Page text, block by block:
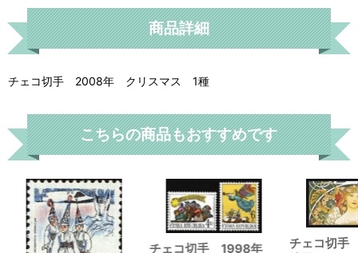
商品詳細
チェコ切手 2008年 クリスマス 1種
こちらの商品もおすすめです
チェコ切手 1998年
チェコ切